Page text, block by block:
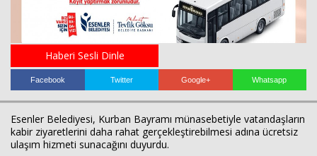
Haberi Sesli Dinle
Facebook Twitter Google+ Whatsapp
Esenler Belediyesi, Kurban Bayramı münasebetiyle vatandaşların
kabir ziyaretlerini daha rahat gerçekleştirebilmesi adına ücretsiz
ulaşım hizmeti sunacağını duyurdu.